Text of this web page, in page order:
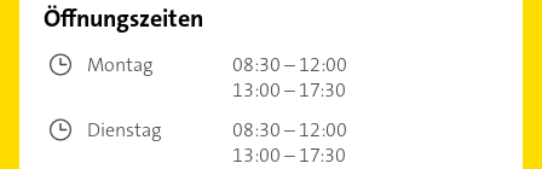
Öffnungszeiten
Montag
08:30 – 12:00
13:00 – 17:30
Dienstag
08:30 – 12:00
13:00 – 17:30